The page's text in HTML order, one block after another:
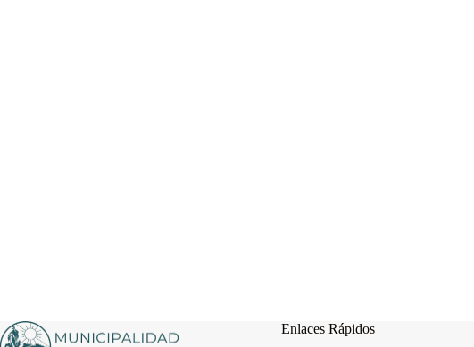
Enlaces Rápidos